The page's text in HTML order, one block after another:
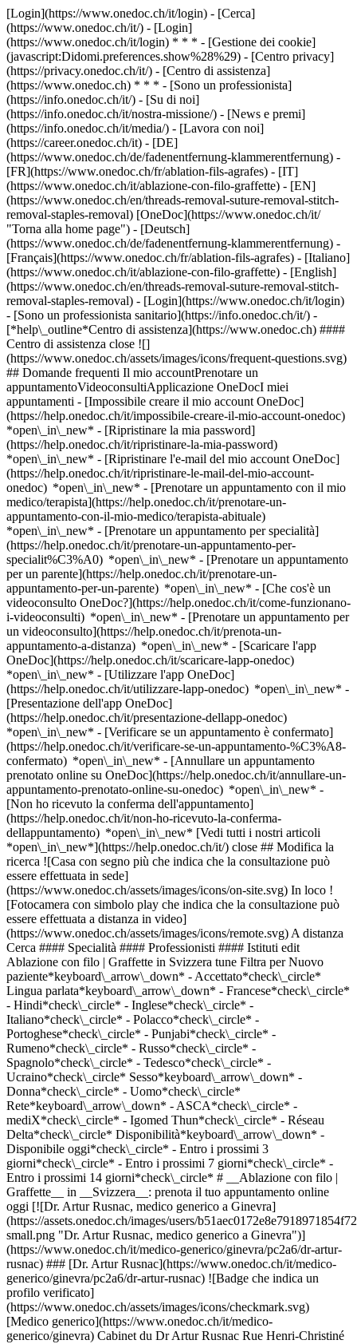
[Login](https://www.onedoc.ch/it/login) - [Cerca]
(https://www.onedoc.ch/it/) - [Login]
(https://www.onedoc.ch/it/login) * * * - [Gestione dei cookie]
(javascript:Didomi.preferences.show%28%29) - [Centro privacy]
(https://privacy.onedoc.ch/it/) - [Centro di assistenza]
(https://www.onedoc.ch) * * * - [Sono un professionista]
(https://info.onedoc.ch/it/) - [Su di noi]
(https://info.onedoc.ch/it/nostra-missione/) - [News e premi]
(https://info.onedoc.ch/it/media/) - [Lavora con noi]
(https://career.onedoc.ch/it) - [DE]
(https://www.onedoc.ch/de/fadenentfernung-klammerentfernung) -
[FR](https://www.onedoc.ch/fr/ablation-fils-agrafes) - [IT]
(https://www.onedoc.ch/it/ablazione-con-filo-graffette) - [EN]
(https://www.onedoc.ch/en/threads-removal-suture-removal-stitch-
removal-staples-removal) [OneDoc](https://www.onedoc.ch/it/
"Torna alla home page") - [Deutsch]
(https://www.onedoc.ch/de/fadenentfernung-klammerentfernung) -
[Français](https://www.onedoc.ch/fr/ablation-fils-agrafes) - [Italiano]
(https://www.onedoc.ch/it/ablazione-con-filo-graffette) - [English]
(https://www.onedoc.ch/en/threads-removal-suture-removal-stitch-
removal-staples-removal) - [Login](https://www.onedoc.ch/it/login)
- [Sono un professionista sanitario](https://info.onedoc.ch/it/) -
[*help\_outline*Centro di assistenza](https://www.onedoc.ch) ####
Centro di assistenza close ![]
(https://www.onedoc.ch/assets/images/icons/frequent-questions.svg)
## Domande frequenti Il mio accountPrenotare un
appuntamentoVideoconsultiApplicazione OneDocI miei
appuntamenti - [Impossibile creare il mio account OneDoc]
(https://help.onedoc.ch/it/impossibile-creare-il-mio-account-onedoc)
*open\_in\_new* - [Ripristinare la mia password]
(https://help.onedoc.ch/it/ripristinare-la-mia-password)
*open\_in\_new* - [Ripristinare l'e-mail del mio account OneDoc]
(https://help.onedoc.ch/it/ripristinare-le-mail-del-mio-account-
onedoc) *open\_in\_new* - [Prenotare un appuntamento con il mio
medico/terapista](https://help.onedoc.ch/it/prenotare-un-
appuntamento-con-il-mio-medico/terapista-abituale)
*open\_in\_new* - [Prenotare un appuntamento per specialità]
(https://help.onedoc.ch/it/prenotare-un-appuntamento-per-
specialit%C3%A0) *open\_in\_new* - [Prenotare un appuntamento
per un parente](https://help.onedoc.ch/it/prenotare-un-
appuntamento-per-un-parente) *open\_in\_new* - [Che cos'è un
videoconsulto OneDoc?](https://help.onedoc.ch/it/come-funzionano-
i-videoconsulti) *open\_in\_new* - [Prenotare un appuntamento per
un videoconsulto](https://help.onedoc.ch/it/prenota-un-
appuntamento-a-distanza) *open\_in\_new* - [Scaricare l'app
OneDoc](https://help.onedoc.ch/it/scaricare-lapp-onedoc)
*open\_in\_new* - [Utilizzare l'app OneDoc]
(https://help.onedoc.ch/it/utilizzare-lapp-onedoc) *open\_in\_new* -
[Presentazione dell'app OneDoc]
(https://help.onedoc.ch/it/presentazione-dellapp-onedoc)
*open\_in\_new* - [Verificare se un appuntamento è confermato](https://help.onedoc.ch/it/verificare-se-un-appuntamento-%C3%A8-confermato) *open\_in\_new* - [Annullare un appuntamento prenotato online su OneDoc](https://help.onedoc.ch/it/annullare-un-appuntamento-prenotato-online-su-onedoc) *open\_in\_new* - [Non ho ricevuto la conferma dell'appuntamento](https://help.onedoc.ch/it/non-ho-ricevuto-la-conferma-dellappuntamento) *open\_in\_new* [Vedi tutti i nostri articoli *open\_in\_new*](https://help.onedoc.ch/it/) close ## Modifica la ricerca ![Casa con segno più che indica che la consultazione può essere effettuata in sede](https://www.onedoc.ch/assets/images/icons/on-site.svg) In loco ![Fotocamera con simbolo play che indica che la consultazione può essere effettuata a distanza in video](https://www.onedoc.ch/assets/images/icons/remote.svg) A distanza Cerca #### Specialità #### Professionisti #### Istituti edit Ablazione con filo | Graffette in Svizzera tune Filtra per Nuovo paziente*keyboard\_arrow\_down* - Accettato*check\_circle* Lingua parlata*keyboard\_arrow\_down* - Francese*check\_circle* - Hindi*check\_circle* - Inglese*check\_circle* - Italiano*check\_circle* - Polacco*check\_circle* - Portoghese*check\_circle* - Punjabi*check\_circle* - Rumeno*check\_circle* - Russo*check\_circle* - Spagnolo*check\_circle* - Tedesco*check\_circle* - Ucraino*check\_circle* Sesso*keyboard\_arrow\_down* - Donna*check\_circle* - Uomo*check\_circle* Rete*keyboard\_arrow\_down* - ASCA*check\_circle* - mediX*check\_circle* - Igomed Thun*check\_circle* - Réseau Delta*check\_circle* Disponibilità*keyboard\_arrow\_down* - Disponibile oggi*check\_circle* - Entro i prossimi 3 giorni*check\_circle* - Entro i prossimi 7 giorni*check\_circle* - Entro i prossimi 14 giorni*check\_circle* # __Ablazione con filo | Graffette__ in __Svizzera__: prenota il tuo appuntamento online oggi [![Dr. Artur Rusnac, medico generico a Ginevra](https://assets.onedoc.ch/images/users/b51aec0172e8e7918971854f72ba4da4ab1ad7cd763e4a484b353cc650526662-small.png "Dr. Artur Rusnac, medico generico a Ginevra")](https://www.onedoc.ch/it/medico-generico/ginevra/pc2a6/dr-artur-rusnac) ### [Dr. Artur Rusnac](https://www.onedoc.ch/it/medico-generico/ginevra/pc2a6/dr-artur-rusnac) ![Badge che indica un profilo verificato](https://www.onedoc.ch/assets/images/icons/checkmark.svg) [Medico generico](https://www.onedoc.ch/it/medico-generico/ginevra) Cabinet du Dr Artur Rusnac Rue Henri-Christiné 5 1205 Ginevra ![Dr. Artur Rusnac è affiliato alla rete Réseau Delta](https://assets.onedoc.ch/images/networks/logos/bc7306ac026c686f85d463e96b3cb0053f7de03c9f7a5fae3aa7114a276838ea-small.png) ![Icona paziente con segno più che indica che il professionista accetta nuovi pazienti](https://www.onedoc.ch/assets/images/icons/new-patients.svg)Accetta nuovi pazienti [Prenota un appuntamento](https://www.onedoc.ch/it/medico-generico/ginevra/pc2a6/dr-artur-rusnac) Competenze:[Ablazione con filo | Graffette](https://www.onedoc.ch/it/ablazione-con-filo-graffette/ginevra), [Urgenza medicina generica](https://www.onedoc.ch/it/urgenza-medicina-generica/ginevra), [Distorsione](https://www.onedoc.ch/it/distorsione/ginevra), [Misure a lungo termine della pressione sanguigna | Monitoraggio della pressione sanguigna 24 ore](https://www.onedoc.ch/it/misure-a-lungo-termine-della-pressione-sanguigna-monitoraggio-della-pressione-sanguigna-24-ore/ginevra), [Mal di gola | Tonsillite](https://www.onedoc.ch/it/mal-di-gola-tonsillite/ginevra), [Controllo del libretto di vaccinazione](https://www.onedoc.ch/it/controllo-del-libretto-di-vaccinazione/ginevra), [Malattie sessualmente trasmissibili | Infezioni sessualmente trasmissibili (MST/IST)](https://www.onedoc.ch/it/malattie-sessualmente-trasmissibili-infezioni-sessualmente-trasmissibili-mst-ist/ginevra), [Asma](https://www.onedoc.ch/it/asma/ginevra), [Rimozione di cisti](https://www.onedoc.ch/it/rimozione-di-cisti/ginevra)Vedi di più *chevron\_left* sab 01 ago *chevron\_right* Vedi più appuntamenti *error\_outline* Si è verificato un errore durante il caricamento della disponibilità [Riprova](https://www.onedoc.ch) Competenze:[Ablazione con filo | Graffette](https://www.onedoc.ch/it/ablazione-con-filo-graffette/ginevra), [Urgenza medicina generica](https://www.onedoc.ch/it/urgenza-medicina-generica/ginevra), [Distorsione](https://www.onedoc.ch/it/distorsione/ginevra), [Misure a lungo termine della pressione sanguigna | Monitoraggio della pressione sanguigna 24 ore](https://www.onedoc.ch/it/misure-a-lungo-termine-della-pressione-sanguigna-monitoraggio-della-pressione-sanguigna-24-ore/ginevra), [Mal di gola | Tonsillite](https://www.onedoc.ch/it/mal-di-gola-tonsillite/ginevra), [Controllo del libretto di vaccinazione](https://www.onedoc.ch/it/controllo-del-libretto-di-vaccinazione/ginevra), [Malattie sessualmente trasmissibili | Infezioni sessualmente trasmissibili (MST/IST)](https://www.onedoc.ch/it/malattie-sessualmente-trasmissibili-infezioni-sessualmente-trasmissibili-mst-ist/ginevra), [Asma](https://www.onedoc.ch/it/asma/ginevra), [Rimozione di cisti](https://www.onedoc.ch/it/rimozione-di-cisti/ginevra)Vedi di più [![aprioris Soforthilfe-Praxis Amriswil, studio medico a Amriswil](https://assets.onedoc.ch/images/entities/1be7f1cceb51259693f380c4e7bc21f3acbc3dc7836b3be81f7fec2b6dd9aaef-small.png "aprioris Soforthilfe-Praxis Amriswil, studio medico a Amriswil")](https://www.onedoc.ch/it/studio-medico/amriswil/ebb32/aprioris-soforthilfe-praxis-amriswil) ### [aprioris Soforthilfe-Praxis Amriswil](https://www.onedoc.ch/it/studio-medico/amriswil/ebb32/aprioris-soforthilfe-praxis-amriswil) ![Badge che indica un profilo verificato](https://www.onedoc.ch/assets/images/icons/checkmark.svg) Studio medico Nordstrasse 7 8580 Amriswil ![Icona paziente con segno più che indica che il professionista accetta nuovi pazienti](https://www.onedoc.ch/assets/images/icons/new-patients.svg)Accetta nuovi pazienti [Prenota un appuntamento](https://www.onedoc.ch/it/studio-medico/amriswil/ebb32/aprioris-soforthilfe-praxis-amriswil) *chevron\_left* sab 01 ago *chevron\_right* Vedi più appuntamenti *error\_outline* Si è verificato un errore durante il caricamento della disponibilità [Riprova](https://www.onedoc.ch) [![aprioris Soforthilfe-Praxis Christoffel, studio medico a Berna](https://assets.onedoc.ch/images/entities/f9a7f9fc1754bc84d44fccc3e7634d5ff51e9574eb6f9dcb4d988a01f28543ea-small.png "aprioris Soforthilfe-Praxis Christoffel, studio medico a Berna")](https://www.onedoc.ch/it/studio-medico/berna/ebcdr/aprioris-soforthilfe-praxis-christoffel) ### [aprioris Soforthilfe-Praxis Christoffel](https://www.onedoc.ch/it/studio-medico/berna/ebcdr/aprioris-soforthilfe-praxis-christoffel) ![Badge che indica un profilo verificato](https://www.onedoc.ch/assets/images/icons/checkmark.svg) Studio medico Christoffelgasse 3 3011 Berna ![Icona paziente con segno più che indica che il professionista accetta nuovi pazienti](https://www.onedoc.ch/assets/images/icons/new-patients.svg)Accetta nuovi pazienti [Prenota un appuntamento](https://www.onedoc.ch/it/studio-medico/berna/ebcdr/aprioris-soforthilfe-praxis-christoffel) *chevron\_left* sab 01 ago *chevron\_right* Vedi più appuntamenti *error\_outline* Si è verificato un errore durante il caricamento della disponibilità [Riprova](https://www.onedoc.ch) [![aprioris Soforthilfe-Praxis Paradeplatz, studio medico a Zurigo](https://assets.onedoc.ch/images/entities/d3bc3ddd2810f02772b558063e98f5dcbf273ca57adc7c1fcd89eb398267b93a-small.png "aprioris Soforthilfe-Praxis Paradeplatz, studio medico a Zurigo")](https://www.onedoc.ch/it/studio-medico/zurigo/ebaj5/aprioris-soforthilfe-praxis-paradeplatz) ### [aprioris Soforthilfe-Praxis Paradeplatz](https://www.onedoc.ch/it/studio-medico/zurigo/ebaj5/aprioris-soforthilfe-praxis-paradeplatz) ![Badge che indica un profilo verificato](https://www.onedoc.ch/assets/images/icons/checkmark.svg) Studio medico Poststrasse 6 8001 Zurigo ![Icona paziente con segno più che indica che il professionista accetta nuovi pazienti](https://www.onedoc.ch/assets/images/icons/new-patients.svg)Accetta nuovi pazienti [Prenota un appuntamento](https://www.onedoc.ch/it/studio-medico/zurigo/ebaj5/aprioris-soforthilfe-praxis-paradeplatz) *chevron\_left* sab 01 ago *chevron\_right* Vedi più appuntamenti *error\_outline* Si è verificato un errore durante il caricamento della disponibilità [Riprova](https://www.onedoc.ch) [![aprioris Soforthilfe-Praxis Marktgasse Winterthur, studio medico a Winterthur](https://assets.onedoc.ch/images/entities/aa38af70982735674ab89971814f4af936fdef5c1da60d50518e2cd0f7e8a9d2-small.png "aprioris Soforthilfe-Praxis Marktgasse Winterthur, studio medico a Winterthur")](https://www.onedoc.ch/it/studio-medico/winterthur/ebaj6/aprioris-soforthilfe-praxis-marktgasse-winterthur) ### [aprioris Soforthilfe-Praxis Marktgasse Winterthur](https://www.onedoc.ch/it/studio-medico/winterthur/ebaj6/aprioris-soforthilfe-praxis-marktgasse-winterthur) ![Badge che indica un profilo verificato](https://www.onedoc.ch/assets/images/icons/checkmark.svg) Studio medico Marktgasse 19 8400 Winterthur ![Icona paziente con segno più che indica che il professionista accetta nuovi pazienti](https://www.onedoc.ch/assets/images/icons/new-patients.svg)Accetta nuovi pazienti [Prenota un appuntamento](https://www.onedoc.ch/it/studio-medico/winterthur/ebaj6/aprioris-soforthilfe-praxis-marktgasse-winterthur) [![Centre médical Gare de Renens - Soins infirmiers, centro medico a Renens](https://assets.onedoc.ch/images/entities/07bf9413dc5c510aa4d86a2c219fa2af40ce4237fed7baf27b105aabba2a1910-small.png "Centre médical Gare de Renens - Soins infirmiers, centro medico a Renens")](https://www.onedoc.ch/it/centro-medico/renens/ebfdj/centre-medical-gare-de-renens-soins-infirmiers) ### [Centre médical Gare de Renens - Soins infirmiers](https://www.onedoc.ch/it/centr